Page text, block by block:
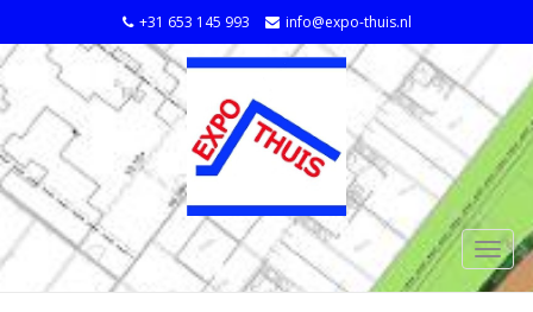
+31 653 145 993 info@expo-thuis.nl